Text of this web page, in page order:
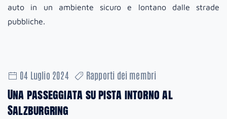
auto in un ambiente sicuro e lontano dalle strade
pubbliche.
04 Luglio 2024 Rapporti dei membri
Una passeggiata su pista intorno al
Salzburgring